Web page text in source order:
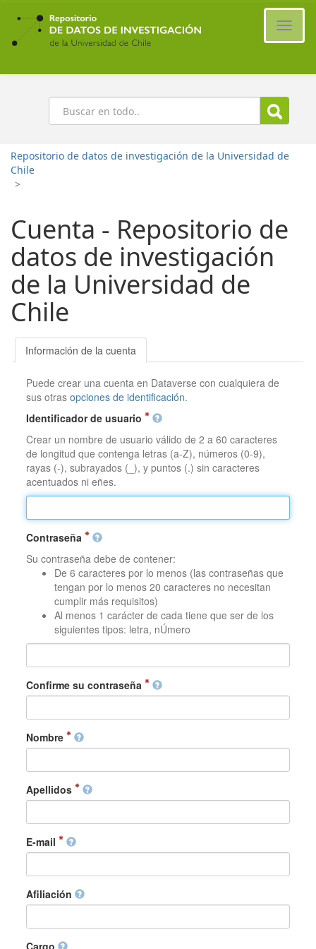
Ir
contenido
principal
Buscar
Repositorio de datos de investigación de la Universidad de
Chile
>
Cuenta - Repositorio de
datos de investigación
de la Universidad de
Chile
Información de la cuenta
Puede crear una cuenta en Dataverse con cualquiera de
sus otrasopciones de identificación.
Identificador de usuario
Crear un nombre de usuario válido de 2 a 60 caracteres
de longitud que contenga letras (a-Z), números (0-9),
rayas (-), subrayados (_), y puntos (.) sin caracteres
acentuados ni eñes.
Contraseña
Su contraseña debe de contener:
De 6 caracteres por lo menos (las contraseñas que
tengan por lo menos 20 caracteres no necesitan
cumplir más requisitos)
Al menos 1 carácter de cada tiene que ser de los
siguientes tipos: letra, nÚmero
Confirme su contraseña
Nombre
Apellidos
E-mail
Afiliación
Cargo